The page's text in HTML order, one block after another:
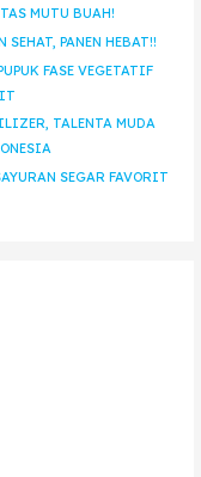
MUTU BUAH!
PANEN HEBAT!!
FASE VEGETATIF
TALENTA MUDA
SEGAR FAVORIT